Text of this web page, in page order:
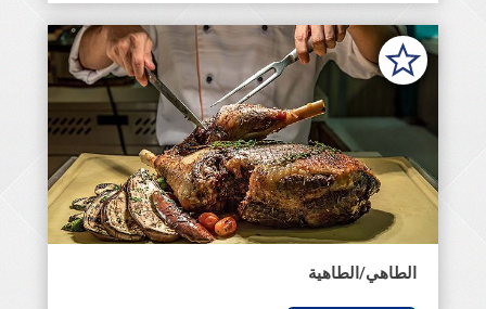
الطاهي/الطاهية